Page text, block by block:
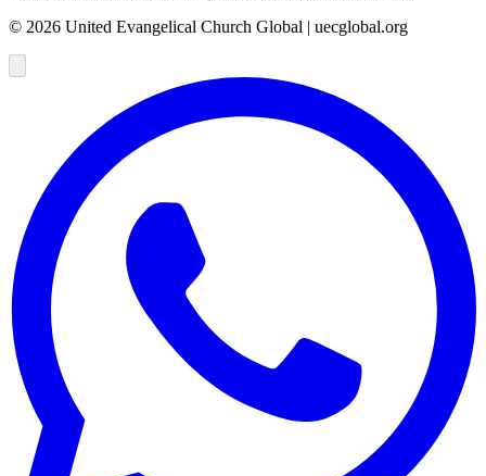
© 2026 United Evangelical Church Global | uecglobal.org